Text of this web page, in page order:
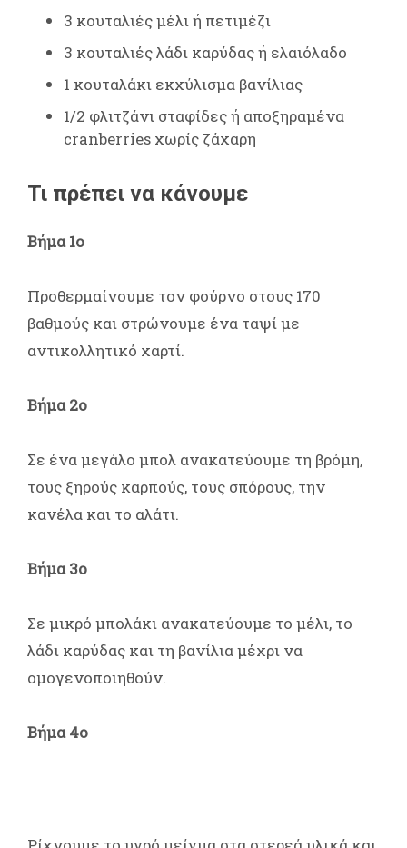
3 κουταλιές μέλι ή πετιμέζι
3 κουταλιές λάδι καρύδας ή ελαιόλαδο
1 κουταλάκι εκχύλισμα βανίλιας
1/2 φλιτζάνι σταφίδες ή αποξηραμένα
cranberries χωρίς ζάχαρη
Τι πρέπει να κάνουμε
Βήμα 1ο
Προθερμαίνουμε τον φούρνο στους 170
βαθμούς και στρώνουμε ένα ταψί με
αντικολλητικό χαρτί.
Βήμα 2ο
Σε ένα μεγάλο μπολ ανακατεύουμε τη βρόμη,
τους ξηρούς καρπούς, τους σπόρους, την
κανέλα και το αλάτι.
Βήμα 3ο
Σε μικρό μπολάκι ανακατεύουμε το μέλι, το
λάδι καρύδας και τη βανίλια μέχρι να
ομογενοποιηθούν.
Βήμα 4ο